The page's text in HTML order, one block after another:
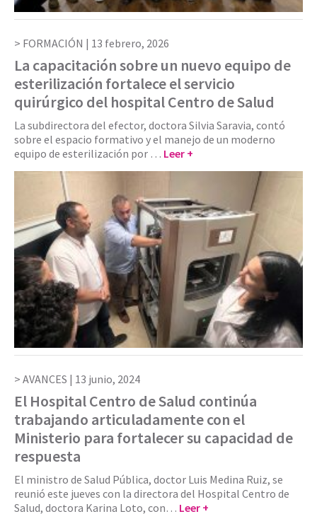
FORMACIÓN | 13 febrero, 2026
La capacitación sobre un nuevo equipo de
esterilización fortalece el servicio
quirúrgico del hospital Centro de Salud
La subdirectora del efector, doctora Silvia Saravia, contó
sobre el espacio formativo y el manejo de un moderno
equipo de esterilización por … Leer +
AVANCES | 13 junio, 2024
El Hospital Centro de Salud continúa
trabajando articuladamente con el
Ministerio para fortalecer su capacidad de
respuesta
El ministro de Salud Pública, doctor Luis Medina Ruiz, se
reunió este jueves con la directora del Hospital Centro de
Salud, doctora Karina Loto, con… Leer +